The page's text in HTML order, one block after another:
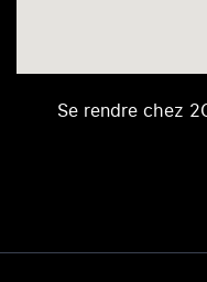
Se rendre chez